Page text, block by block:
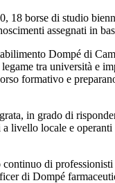
borse di studio
assegnati in
Dompé di
tra università e
formativo e
in grado di
livello locale e
di
di Dompé